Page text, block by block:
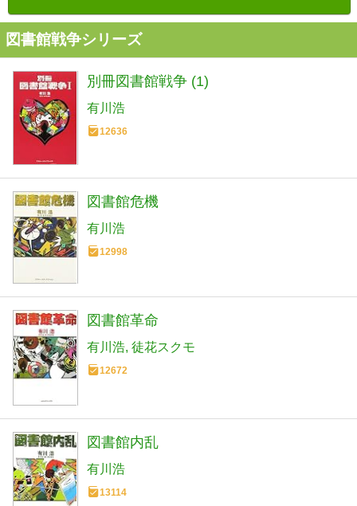
図書館戦争シリーズ
別冊図書館戦争 (1)
有川浩
12636
図書館危機
有川浩
12998
図書館革命
有川浩 徒花スクモ
12672
図書館内乱
有川浩
13114